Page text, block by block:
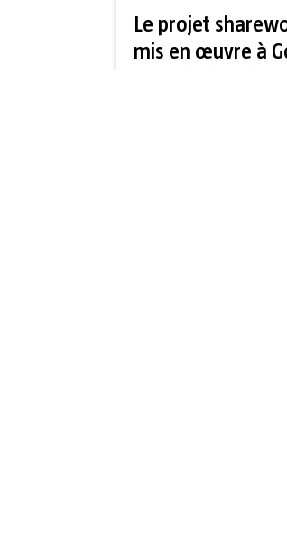
Le projet
mis en œuvre à